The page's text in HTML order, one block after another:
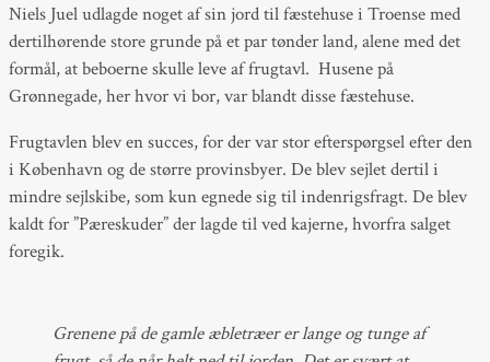
Niels Juel udlagde noget af sin jord til fæstehuse i Troense med
dertilhørende store grunde på et par tønder land, alene med det
formål, at beboerne skulle leve af frugtavl. Husene på
Grønnegade, her hvor vi bor, var blandt disse fæstehuse.
Frugtavlen blev en succes, for der var stor efterspørgsel efter den
i København og de større provinsbyer. De blev sejlet dertil i
mindre sejlskibe, som kun egnede sig til indenrigsfragt. De blev
kaldt for ”Pæreskuder” der lagde til ved kajerne, hvorfra salget
foregik.
Grenene på de gamle æbletræer er lange og tunge af